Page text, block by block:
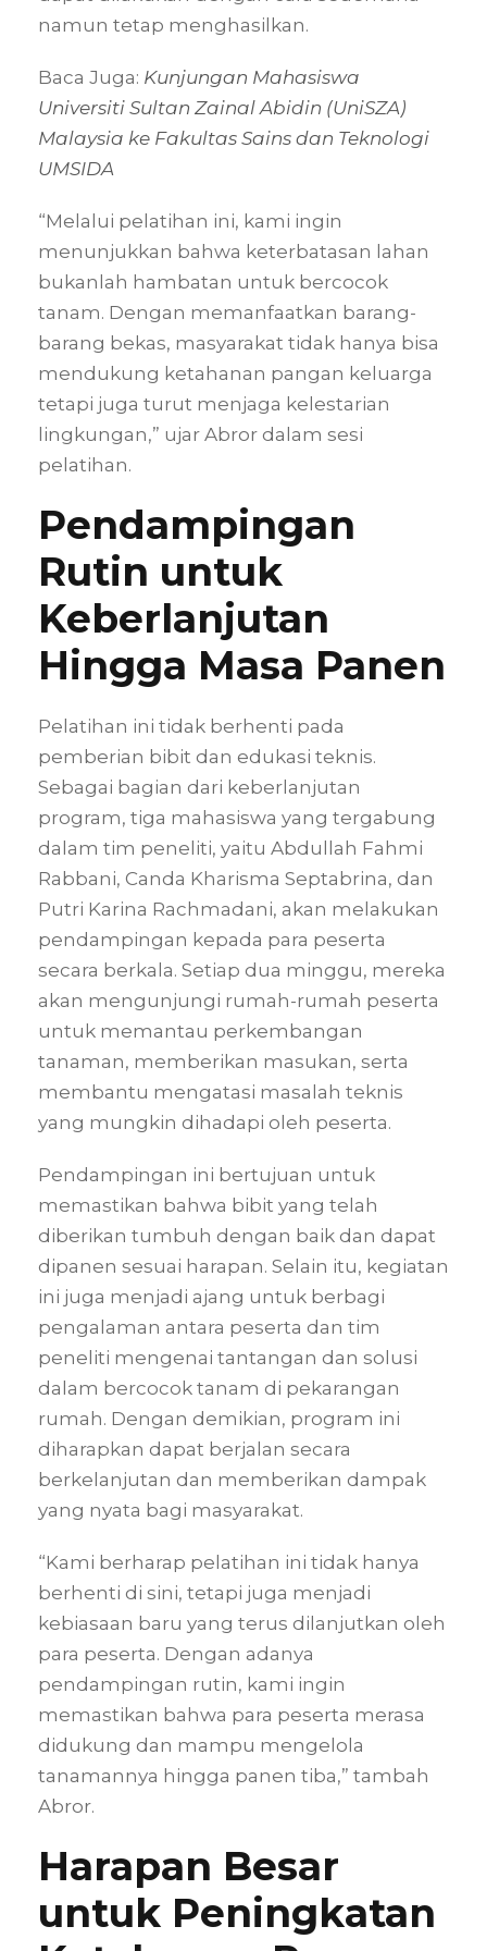
namun tetap menghasilkan.
Baca Juga: Kunjungan Mahasiswa
Universiti Sultan Zainal Abidin (UniSZA)
Malaysia ke Fakultas Sains dan Teknologi
UMSIDA
“Melalui pelatihan ini, kami ingin
menunjukkan bahwa keterbatasan lahan
bukanlah hambatan untuk bercocok
tanam. Dengan memanfaatkan barang-
barang bekas, masyarakat tidak hanya bisa
mendukung ketahanan pangan keluarga
tetapi juga turut menjaga kelestarian
lingkungan,” ujar Abror dalam sesi
pelatihan.
Pendampingan
Rutin untuk
Keberlanjutan
Hingga Masa Panen
Pelatihan ini tidak berhenti pada
pemberian bibit dan edukasi teknis.
Sebagai bagian dari keberlanjutan
program, tiga mahasiswa yang tergabung
dalam tim peneliti, yaitu Abdullah Fahmi
Rabbani, Canda Kharisma Septabrina, dan
Putri Karina Rachmadani, akan melakukan
pendampingan kepada para peserta
secara berkala. Setiap dua minggu, mereka
akan mengunjungi rumah-rumah peserta
untuk memantau perkembangan
tanaman, memberikan masukan, serta
membantu mengatasi masalah teknis
yang mungkin dihadapi oleh peserta.
Pendampingan ini bertujuan untuk
memastikan bahwa bibit yang telah
diberikan tumbuh dengan baik dan dapat
dipanen sesuai harapan. Selain itu, kegiatan
ini juga menjadi ajang untuk berbagi
pengalaman antara peserta dan tim
peneliti mengenai tantangan dan solusi
dalam bercocok tanam di pekarangan
rumah. Dengan demikian, program ini
diharapkan dapat berjalan secara
berkelanjutan dan memberikan dampak
yang nyata bagi masyarakat.
“Kami berharap pelatihan ini tidak hanya
berhenti di sini, tetapi juga menjadi
kebiasaan baru yang terus dilanjutkan oleh
para peserta. Dengan adanya
pendampingan rutin, kami ingin
memastikan bahwa para peserta merasa
didukung dan mampu mengelola
tanamannya hingga panen tiba,” tambah
Abror.
Harapan Besar
untuk Peningkatan